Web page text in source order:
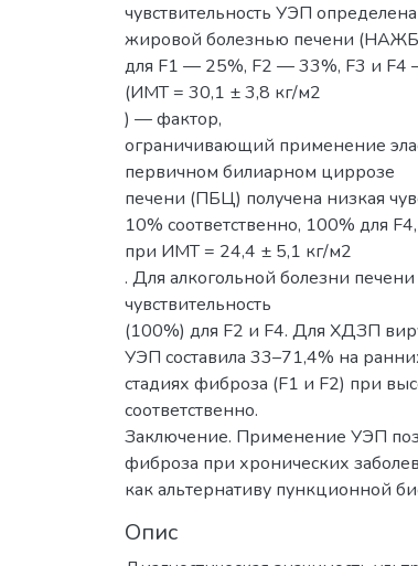
чувствительность УЭП
жировой болезнью печени
для F1 — 25%, F2 — 33%, F3 и F4
(ИМТ = 30,1 ± 3,8 кг/м2
) — фактор,
ограничивающий применение
первичном билиарном циррозе
печени (ПБЦ) получена низкая
10% соответственно, 100% для F4,
при ИМТ = 24,4 ± 5,1 кг/м2
. Для алкогольной болезни
чувствительность
(100%) для F2 и F4. Для ХДЗП
УЭП составила 33–71,4% на
стадиях фиброза (F1 и F2) при
соответственно.
Заключение. Применение УЭП
фиброза при хронических
как альтернативу пункционной
Опис